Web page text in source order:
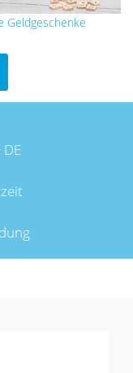
Geldgeschenke